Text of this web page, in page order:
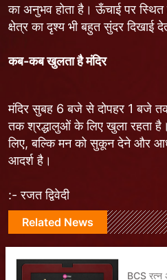
का अनुभव होता है। ऊँचाई पर
क्षेत्र का दृश्य भी बहुत सुंदर दिखाई
कब-कब खुलता है मंदिर
मंदिर सुबह 6 बजे से दोपहर 1 बजे
तक श्रद्धालुओं के लिए खुला रहता
लिए, बल्कि मन को सुकून देने और
आदर्श है।
:- रजत द्विवेदी
Related News
BCS रत्न